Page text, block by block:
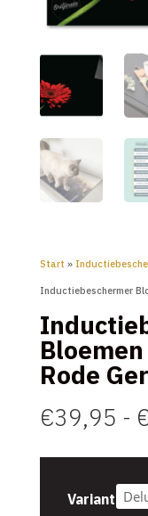
Start »
Inductiebeschermer
Rode
€39,95 -
Variant